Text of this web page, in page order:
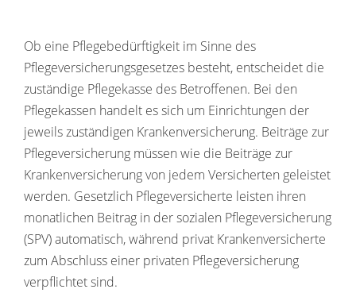
Ob eine Pflegebedürftigkeit im Sinne des
Pflegeversicherungsgesetzes besteht, entscheidet die
zuständige Pflegekasse des Betroffenen. Bei den
Pflegekassen handelt es sich um Einrichtungen der
jeweils zuständigen Krankenversicherung. Beiträge zur
Pflegeversicherung müssen wie die Beiträge zur
Krankenversicherung von jedem Versicherten geleistet
werden. Gesetzlich Pflegeversicherte leisten ihren
monatlichen Beitrag in der sozialen Pflegeversicherung
(SPV) automatisch, während privat Krankenversicherte
zum Abschluss einer privaten Pflegeversicherung
verpflichtet sind.